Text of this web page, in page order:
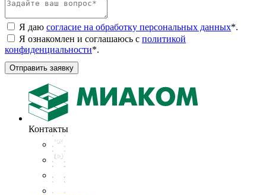
Я даю согласие на обработку персональных данных*.
Я ознакомлен и соглашаюсь с политикой
конфиденциальности*.
Отправить заявку
Контакты